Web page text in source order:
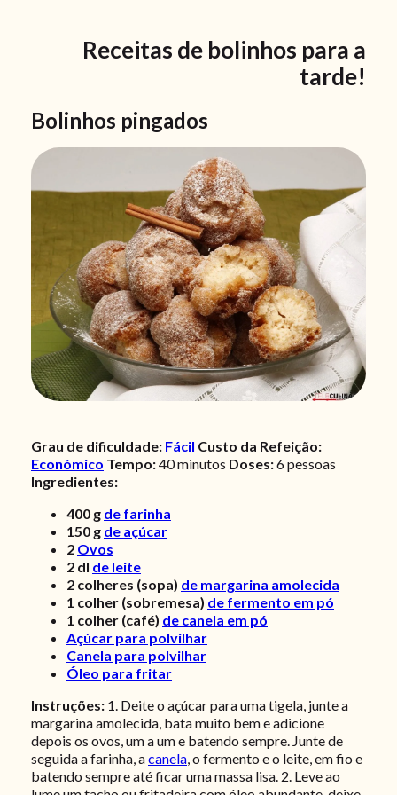
Receitas de bolinhos para a
tarde!
Bolinhos pingados
Grau de dificuldade: Fácil Custo da Refeição:
Económico Tempo:40minutos Doses:6 pessoas
Ingredientes:
400 g de farinha
150 g de açúcar
2 Ovos
2 dl de leite
2 colheres (sopa) de margarina amolecida
1 colher (sobremesa) de fermento em pó
1 colher (café) de canela em pó
Açúcar para polvilhar
Canela para polvilhar
Óleo para fritar
Instruções: 1. Deite o açúcar para uma tigela, junte a
margarina amolecida, bata muito bem e adicione
depois os ovos, um a um e batendo sempre. Junte de
seguida a farinha, acanela, o fermento e o leite, em fio e
batendo sempre até ficar uma massa lisa. 2. Leve ao